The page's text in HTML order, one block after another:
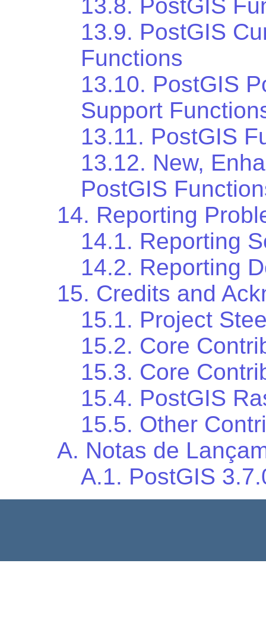
13.8. PostGIS
13.9. PostGIS
Functions
13.10. PostGIS
Support
13.11. PostGIS
13.12. New,
PostGIS
14. Reporting
14.1. Reporting
14.2. Reporting
15. Credits and
15.1. Project
15.2. Core
15.3. Core
15.4. PostGIS
15.5. Other
A. Notas de
A.1. PostGIS